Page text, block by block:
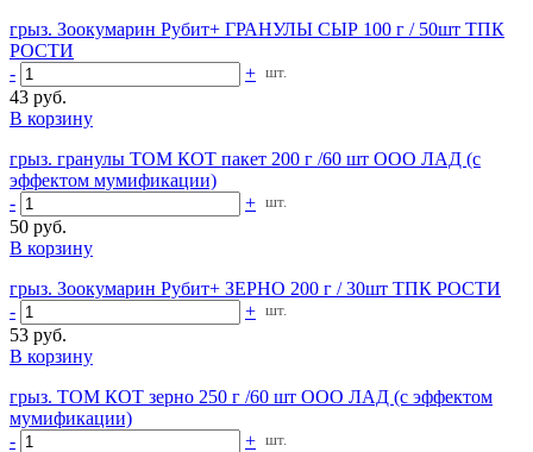
грыз. Зоокумарин Рубит+ ГРАНУЛЫ СЫР 100 г / 50шт ТПК
РОСТИ
-
+ шт.
43 руб.
В корзину
грыз. гранулы ТОМ КОТ пакет 200 г /60 шт ООО ЛАД (с
эффектом мумификации)
-
+ шт.
50 руб.
В корзину
грыз. Зоокумарин Рубит+ ЗЕРНО 200 г / 30шт ТПК РОСТИ
-
+ шт.
53 руб.
В корзину
грыз. ТОМ КОТ зерно 250 г /60 шт ООО ЛАД (с эффектом
мумификации)
-
+ шт.